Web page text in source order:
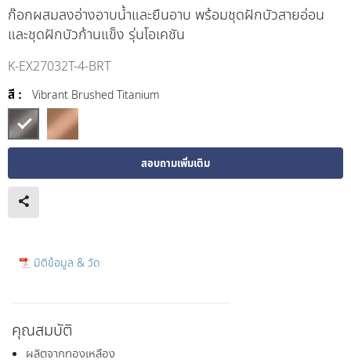
ก๊อกผสมลงอ่างอาบน้ำและยืนอาบ พร้อมชุดฝักบัวสายอ่อน
และชุดฝักบัวก้านแข็ง รุ่นโอเคชัน
K-EX27032T-4-BRT
สี : Vibrant Brushed Titanium
สอบถามเพิ่มเติม
มิติข้อมูล & วัด
คุณสมบัติ
ผลิตจากทองเหลือง